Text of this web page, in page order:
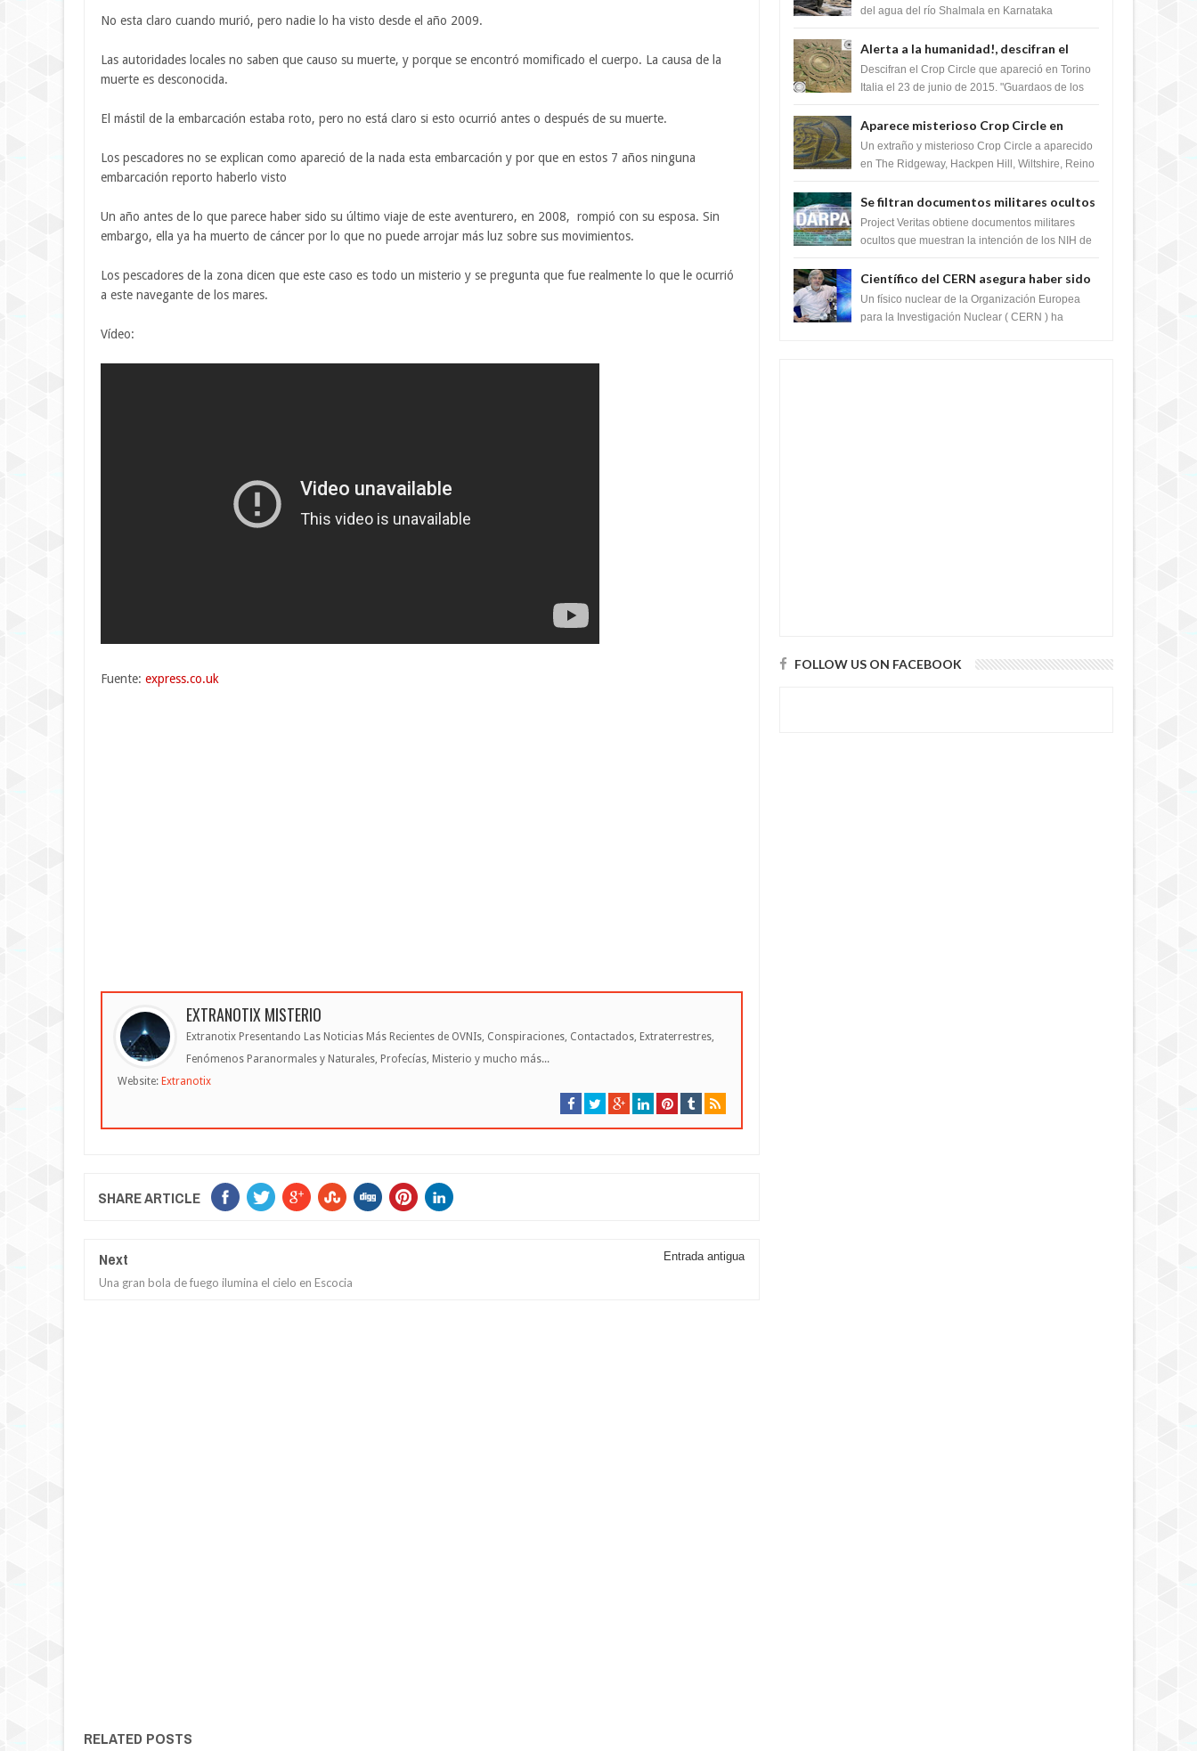
No esta claro cuando murió, pero nadie lo ha visto desde el año 2009.
Las autoridades locales no saben que causo su muerte, y porque se encontró momificado el cuerpo. La causa de la
muerte es desconocida.
El mástil de la embarcación estaba roto, pero no está claro si esto ocurrió antes o después de su muerte.
Los pescadores no se explican como apareció de la nada esta embarcación y por que en estos 7 años ninguna
embarcación reporto haberlo visto
Un año antes de lo que parece haber sido su último viaje de este aventurero, en 2008, rompió con su esposa. Sin
embargo, ella ya ha muerto de cáncer por lo que no puede arrojar más luz sobre sus movimientos.
Los pescadores de la zona dicen que este caso es todo un misterio y se pregunta que fue realmente lo que le ocurrió
a este navegante de los mares.
Vídeo:
Fuente: express.co.uk
EXTRANOTIX MISTERIO
Extranotix Presentando Las Noticias Más Recientes de OVNIs, Conspiraciones, Contactados, Extraterrestres,
Fenómenos Paranormales y Naturales, Profecías, Misterio y mucho más...
Website: Extranotix
SHARE ARTICLE
Next
Una gran bola de fuego ilumina el cielo en Escocia
Entrada antigua
RELATED POSTS
Shiva Lingas
del agua del río Shalmala en Karnataka
Shiv...
Alerta a la humanidad!, descifran el
mensaje del Crop Circle de Torino ,Italia
Descifran el Crop Circle que apareció en Torino
Italia el 23 de junio de 2015. "Guardaos de los
Aparece misterioso Crop Circle en
Reino Unido 23 de junio 2016
Un extraño y misterioso Crop Circle a aparecido
en The Ridgeway, Hackpen Hill, Wiltshire, Reino
Se filtran documentos militares ocultos
que muestran la intención de los NIH de
crear el SARS-CoV-2, utilizando la
Project Veritas obtiene documentos militares
ocultos que muestran la intención de los NIH de
Científico del CERN asegura haber sido
ayudado por seres de luz durante una
prueba del Colisionador de Hadrones
Un físico nuclear de la Organización Europea
para la Investigación Nuclear ( CERN ) ha
FOLLOW US ON FACEBOOK